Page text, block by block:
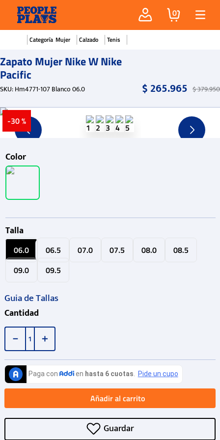
0
Mujer Calzado Tenis
Zapato Mujer Nike W Nike
Pacific
SKU:Hm4771-107 Blanco 06.0 $265.965 $379.950
-30 %
Color
Talla
06.0 06.5 07.0 07.5 08.0
08.5
09.0
09.5
Guia de Tallas
Cantidad
＋
－
Añadir al carrito